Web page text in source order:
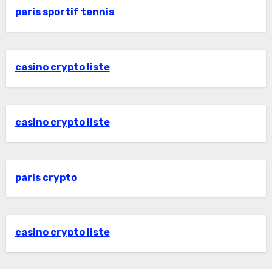
paris sportif tennis
casino crypto liste
casino crypto liste
paris crypto
casino crypto liste